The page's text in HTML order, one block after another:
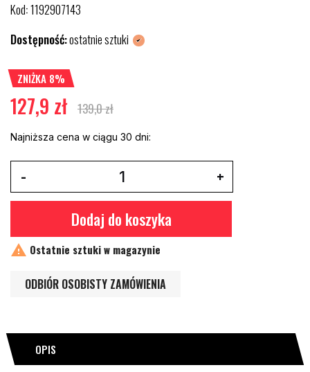
Kod:1192907143
Dostępność:ostatnie sztuki
ZNIŻKA 8%
127,9 zł 139,0 zł
Najniższa cena w ciągu 30 dni:
Dodaj do koszyka
 Ostatnie sztuki w magazynie
ODBIÓR OSOBISTY ZAMÓWIENIA
OPIS